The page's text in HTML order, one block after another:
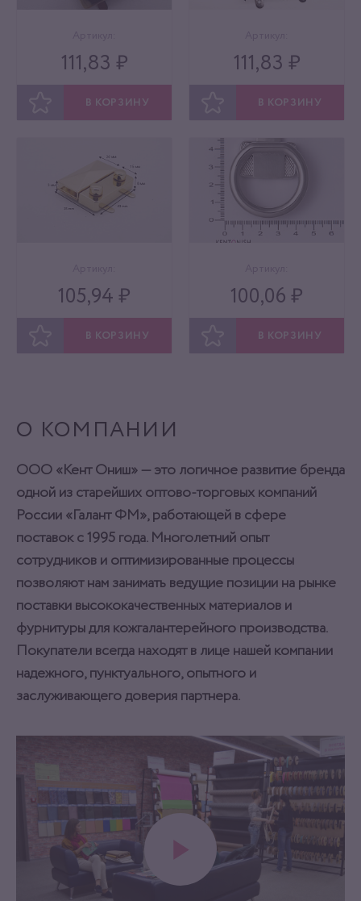
111,83 ₽
В КОРЗИНУ
111,83 ₽
В КОРЗИНУ
105,94 ₽
В КОРЗИНУ
100,06 ₽
В КОРЗИНУ
О КОМПАНИИ
ООО «Кент Ониш» — это логичное развитие бренда
одной из старейших оптово-торговых компаний
России «Галант ФМ», работающей в сфере
поставок с 1995 года. Многолетний опыт
сотрудников и оптимизированные процессы
позволяют нам занимать ведущие позиции на рынке
поставки высококачественных материалов и
фурнитуры для кожгалантерейного производства.
Покупатели всегда находят в лице нашей компании
надежного, пунктуального, опытного и
заслуживающего доверия партнера.